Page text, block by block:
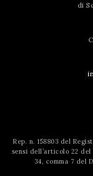
di
Rep. n. 158803 del
sensi dell’articolo 22
34, comma 7 del